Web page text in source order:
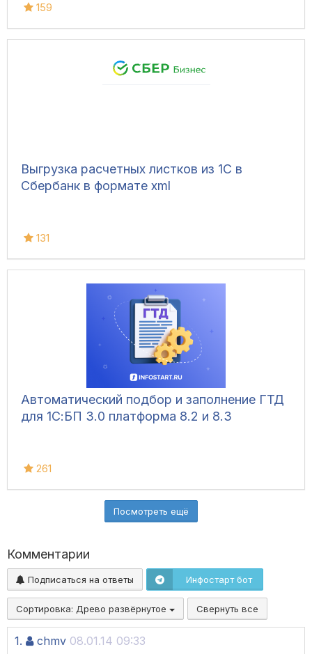
159
Выгрузка расчетных листков из 1С в
Сбербанк в формате xml
131
Автоматический подбор и заполнение ГТД
для 1С:БП 3.0 платформа 8.2 и 8.3
261
Посмотреть ещё
Комментарии
Подписаться на ответы Инфостарт бот
Сортировка: Древо развёрнутое Свернуть все
1. chmv 08.01.14 09:33